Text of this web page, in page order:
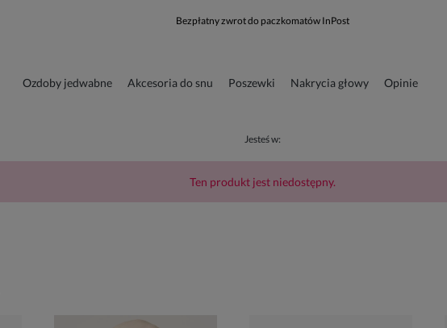
Bezpłatny zwrot do paczkomatów InPost
Ozdoby jedwabne Akcesoria do snu Poszewki Nakrycia głowy Opinie
Jesteś w:
Ten produkt jest niedostępny.